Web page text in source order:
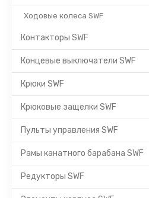
Ходовые колеса SWF
Контакторы SWF
Концевые выключатели SWF
Крюки SWF
Крюковые защелки SWF
Пульты управления SWF
Рамы канатного барабана SWF
Редукторы SWF